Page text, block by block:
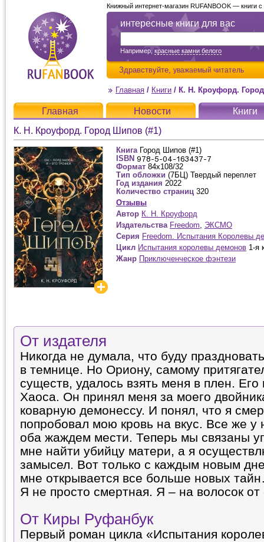
интересные книги для вас
Например,красные камни белого
Здравствуйте, уважаемый читатель
Книжный интернет-магазин RUFANBOOK — книги
Главная / Книги / К. Н. Кроуфорд.
Главная Новости
Книги
К. Н. Кроуфорд. Город Шипов (#1)
Книга Город Шипов (#1)
ISBN
Формат 84x108/32
Тип обложки (7БЦ) Твердый переплет
Год издания 2022
Количество страниц 320
Отзывы
Автор К. Н. Кроуфорд
Издательства Freedom, ЭКСМО
Серия Freedom. Испытания Королевы
Цикл Испытания королевы демонов 1-я
Жанр Приключенческое фэнтези
От издателя
Никогда не думала, что буду
в темнице. Но Ориону, самому
существ, удалось взять меня в плен.
Хаоса. Он принял меня за моего
коварную демонессу. И понял, что я
попробовал мою кровь на вкус. Все же
оба жаждем мести. Теперь мы связаны
мне найти убийцу матери, а я
замысел. Вот только с каждым новым
мне открывается все больше новых
Я не просто смертная. Я – на волосок от
От Киры Руфанбук
Первый роман цикла «Испытания